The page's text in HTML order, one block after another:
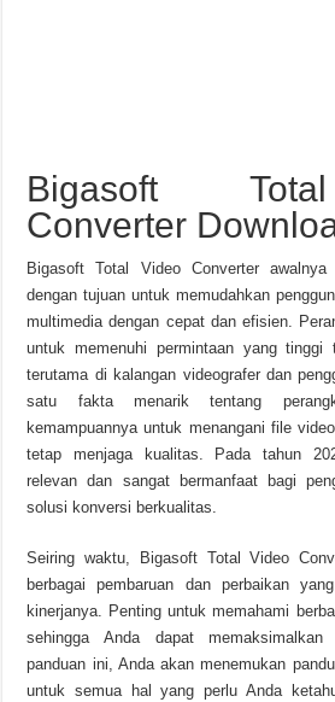
Bigasoft
Converter
Bigasoft Total Video Converter
dengan tujuan untuk memudahkan
multimedia dengan cepat dan efisien.
untuk memenuhi permintaan yang tinggi
terutama di kalangan videografer dan
satu fakta menarik tentang
kemampuannya untuk menangani file
tetap menjaga kualitas. Pada tahun
relevan dan sangat bermanfaat bagi
solusi konversi berkualitas.
Seiring waktu, Bigasoft Total Video
berbagai pembaruan dan perbaikan
kinerjanya. Penting untuk memahami
sehingga Anda dapat memaksimalkan
panduan ini, Anda akan menemukan
untuk semua hal yang perlu Anda